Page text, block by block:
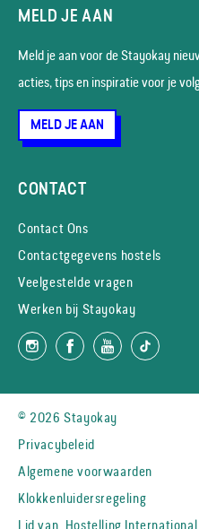
MELD JE AAN
Meld je aan voor de Stayokay
acties, tips en inspiratie voor je
MELD JE AAN
CONTACT
Contact Ons
Contactgegevens hostels
Veelgestelde vragen
Werken bij Stayokay
© 2026 Stayokay
Privacybeleid
Algemene voorwaarden
Klokkenluidersregeling
Lid van Hostelling International